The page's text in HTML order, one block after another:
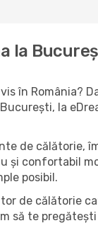
la
în România?
la
de călătorie,
și confortabil
posibil.
de călătorie
să te